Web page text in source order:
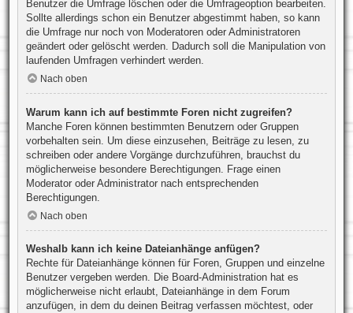
Benutzer die Umfrage löschen oder die Umfrageoption bearbeiten.
Sollte allerdings schon ein Benutzer abgestimmt haben, so kann
die Umfrage nur noch von Moderatoren oder Administratoren
geändert oder gelöscht werden. Dadurch soll die Manipulation von
laufenden Umfragen verhindert werden.
Nach oben
Warum kann ich auf bestimmte Foren nicht zugreifen?
Manche Foren können bestimmten Benutzern oder Gruppen
vorbehalten sein. Um diese einzusehen, Beiträge zu lesen, zu
schreiben oder andere Vorgänge durchzuführen, brauchst du
möglicherweise besondere Berechtigungen. Frage einen
Moderator oder Administrator nach entsprechenden
Berechtigungen.
Nach oben
Weshalb kann ich keine Dateianhänge anfügen?
Rechte für Dateianhänge können für Foren, Gruppen und einzelne
Benutzer vergeben werden. Die Board-Administration hat es
möglicherweise nicht erlaubt, Dateianhänge in dem Forum
anzufügen, in dem du deinen Beitrag verfassen möchtest, oder